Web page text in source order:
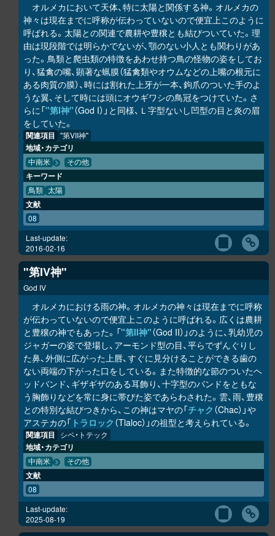
オルメカにおいて天体、特に太陽と関係する神。オルメカの
神々は現在までに呼称が伝わっていないので便宜上このように
呼ばれる。太陽との関連で農耕や豊穣とも結びついていた。理
由は現段階では明らかでないが、顎のない小人とも関わりがあ
った。鳥類と爬虫類の特徴をあわせ持つ鳥の怪物の姿をしてお
り、猛禽の嘴、顕著な蝋膜（猛禽類やオウムなどの上嘴の根元に
ある肉質の膜）、時には割れた上牙が一本、鉤爪のついた手のよ
うな翼、そして時には頭にオウギワシの鳥冠をつけていた。さ
らに「"第I神"（God I）」と同様、Ｌ字型ないし凹型の目と炎の眉
をしていた。
関連項目 "第VII神"
地域・カテゴリ
中南米 その他
キーワード
鳥類 太陽
文献
08
Last-update:
2016-02-16
"第IV神"
God IV
オルメカにおける雨の神。オルメカの神々は現在までに呼称
が伝わっていないので便宜上このように呼ばれる。広くは農耕
と豊穣の神でもあった。「"第II神"（God II）」のように、乳幼児の
ジャガーの姿で登場し、アーモンド型の目、平らでずんぐりし
た鼻、外側に広がった上唇、すぐに見分けることができる歯の
ない両端の下がった口をしている。また特徴的な節のついたヘ
ッドバンド、ギザギザのある耳飾り、十字型のバンドをともな
う胸飾りなどを常に身に帯びた姿であらわされた。雲、雨、豊穣
との特別な結びつきから、この神はマヤの「チャク （Chac）」や
アステカの「 トラロック （Tlaloc）」の祖型と考えられている。
関連項目 シペ・トテック
地域・カテゴリ
中南米 その他
文献
08
Last-update:
2025-08-19